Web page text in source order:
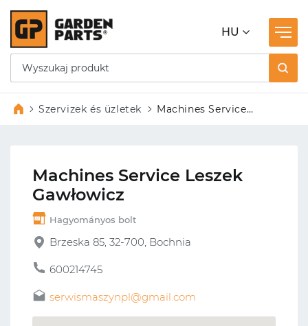
HU
Szervizek és üzletek
Machines Service
Machines Service Leszek
Gawłowicz
Hagyományos bolt
Brzeska 85, 32-700, Bochnia
600214745
serwismaszynpl@gmail.com